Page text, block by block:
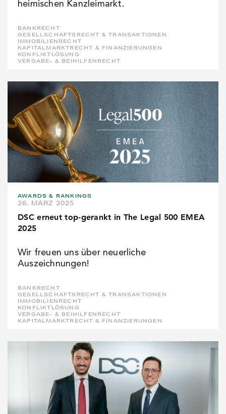
heimischen Kanzleimarkt.
BANKRECHT
GESELLSCHAFTSRECHT & TRANSAKTIONEN
IMMOBILIENRECHT
KAPITALMARKTRECHT & FINANZIERUNGEN
KONFLIKTLÖSUNG
VERGABE- & BEIHILFENRECHT
AWARDS & RANKINGS
26. MÄRZ 2025
DSC erneut top-gerankt in The Legal 500 EMEA
2025
Wir freuen uns über neuerliche
Auszeichnungen!
BANKRECHT
GESELLSCHAFTSRECHT & TRANSAKTIONEN
IMMOBILIENRECHT
KONFLIKTLÖSUNG
VERGABE- & BEIHILFENRECHT
KAPITALMARKTRECHT & FINANZIERUNGEN